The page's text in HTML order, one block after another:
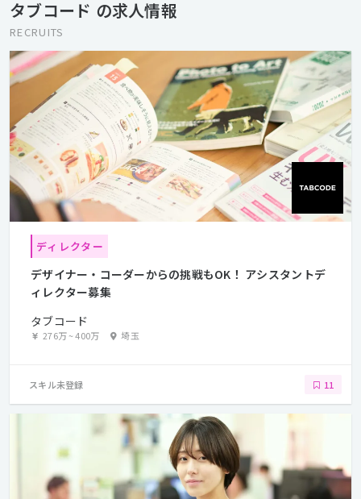
タブコード の求人情報
RECRUITS
ディレクター
デザイナー・コーダーからの挑戦もOK！ アシスタントデ
ィレクター募集
タブコード
276万~400万 埼玉
スキル未登録 11